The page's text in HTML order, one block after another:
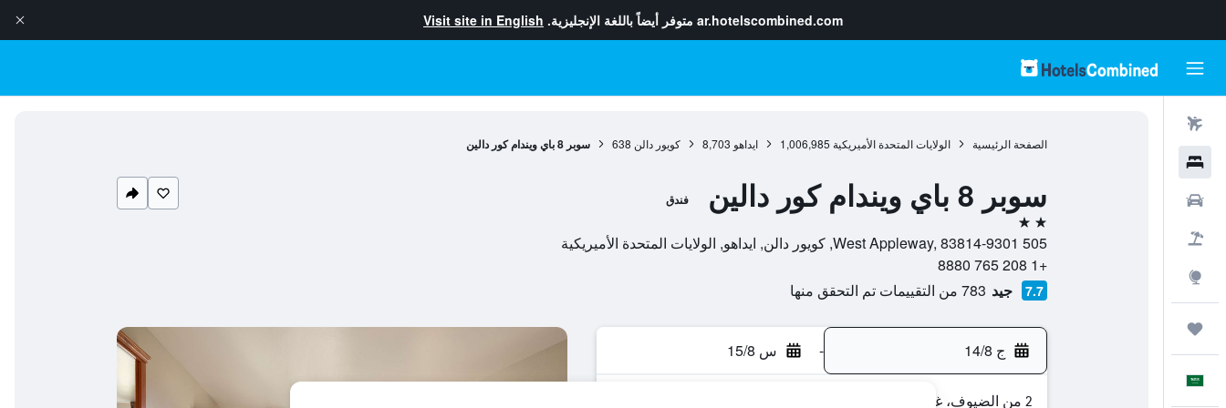
ar.hotelscombined.com متوفر أيضاً باللغة الإنجليزية. Visit site in English
الصفحة الرئيسية الولايات المتحدة الأميريكية 1,006,985 ايداهو 8,703 كويور دالن 638 سوبر 8 باي ويندام كور دالين
سوبر 8 باي ويندام كور دالين فندق
2 نجمتين
505 West Appleway, 83814-9301, كويور دالن, ايداهو, الولايات المتحدة الأميريكية
+1 208 765 8880
7.7 جيد 783 من التقييمات تم التحقق منها
ج 14/8 - س 15/8
2 من الضيوف، غرفة واحدة